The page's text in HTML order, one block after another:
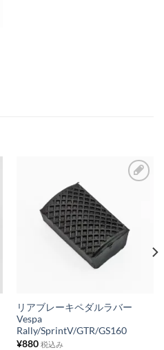
に
入
ス
リアブレーキペダルラバー
Vespa
Rally/SprintV/GTR/GS160
¥880 税込み